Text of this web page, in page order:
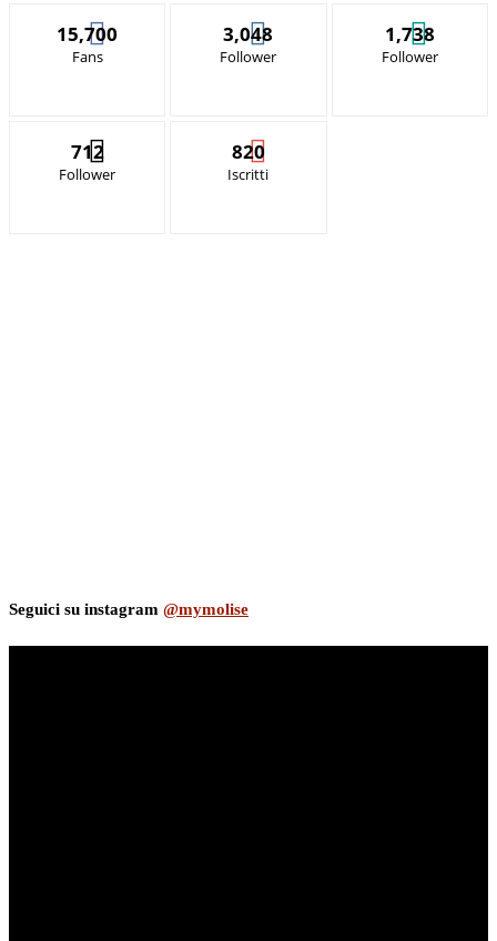
15,700
Fans
3,048
Follower
1,738
Follower
712
Follower
820
Iscritti
Seguici su instagram @mymolise